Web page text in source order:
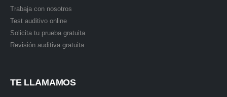
Trabaja con nosotros
Test auditivo online
Solicita tu prueba gratuita
Revisión auditiva gratuita
TE LLAMAMOS